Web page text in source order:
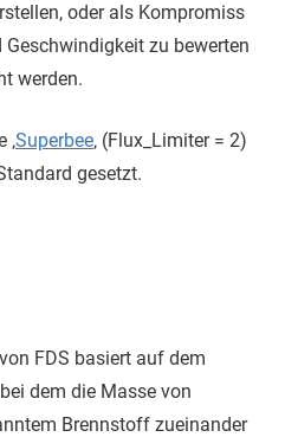
oder als Kompromiss
zu bewerten
werden.
‚Superbee‚ (Flux_Limiter = 2)
gesetzt.
FDS basiert auf dem
dem die Masse von
Brennstoff zueinander